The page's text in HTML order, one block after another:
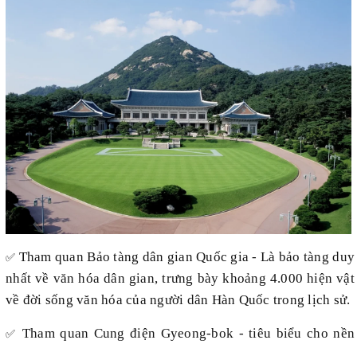
✅ Tham quanBảo tàng dân gian Quốc gia - Là bảo tàng duy
nhất về văn hóa dân gian, trưng bày khoảng 4.000 hiện vật
về đời sống văn hóa của người dân Hàn Quốc trong lịch sử.
✅ Tham quan Cung điện Gyeong-bok - tiêu biểu cho nền